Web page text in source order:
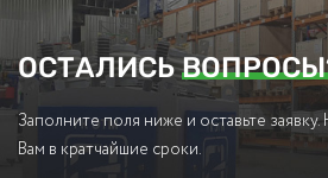
ОСТАЛИСЬ
Заполните поля ниже и оставьте
Вам в кратчайшие сроки.